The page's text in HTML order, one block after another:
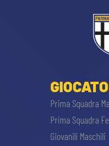
Prima Squadra
Prima Squadra
Giovanili Maschili